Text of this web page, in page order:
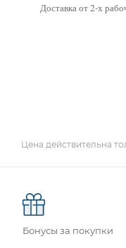
Доставка от 2-х
Цена действительна
Бонусы за покупки